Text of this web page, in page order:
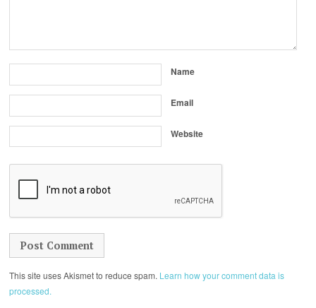
Name
Email
Website
This site uses Akismet to reduce spam. Learn how your comment data is
processed.